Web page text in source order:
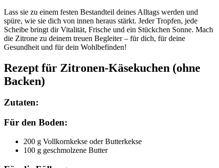
Lass sie zu einem festen Bestandteil deines Alltags werden und
spüre, wie sie dich von innen heraus stärkt. Jeder Tropfen, jede
Scheibe bringt dir Vitalität, Frische und ein Stückchen Sonne. Mach
die Zitrone zu deinem treuen Begleiter – für dich, für deine
Gesundheit und für dein Wohlbefinden!
Rezept für Zitronen-Käsekuchen (ohne
Backen)
Zutaten:
Für den Boden:
200 g Vollkornkekse oder Butterkekse
100 g geschmolzene Butter